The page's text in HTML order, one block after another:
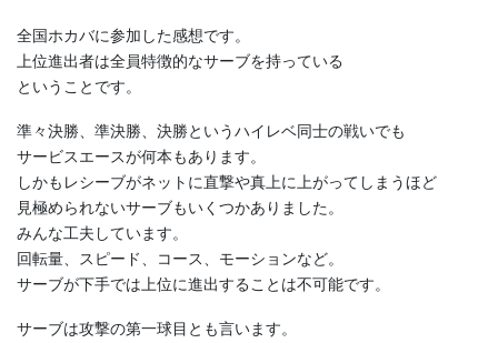
全国ホカバに参加した感想です。
上位進出者は全員特徴的なサーブを持っている
ということです。
準々決勝、準決勝、決勝というハイレベ同士の戦いでも
サービスエースが何本もあります。
しかもレシーブがネットに直撃や真上に上がってしまうほど
見極められないサーブもいくつかありました。
みんな工夫しています。
回転量、スピード、コース、モーションなど。
サーブが下手では上位に進出することは不可能です。
サーブは攻撃の第一球目とも言います。